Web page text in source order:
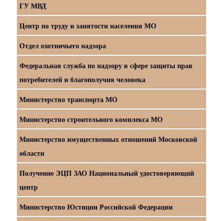
ГУ МВД
Центр по труду и занятости населения МО
Отдел охотничьего надзора
Федеральная служба по надзору в сфере защиты прав
потребителей и благополучия человека
Министерство транспорта МО
Министерство строительного комплекса МО
Министерство имущественных отношений Московской
области
Получение ЭЦП ЗАО Национальный удостоверяющий
центр
Министерство Юстиции Российской Федерации